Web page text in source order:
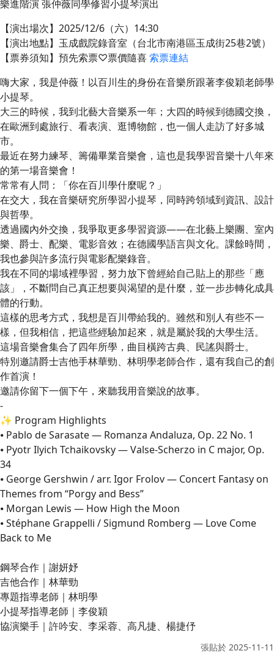
樂進階演 張仲薇同學修習小提琴演出
【演出場次】2025/12/6（六）14:30
【演出地點】玉成戲院錄音室（台北市南港區玉成街25巷2號）
【票券須知】預先索票♡票價隨喜索票連結
嗨大家，我是仲薇！以百川生的身份在音樂所跟著李俊穎老師學
小提琴。
大三的時候，我到北藝大音樂系一年；大四的時候到德國交換，
在歐洲到處旅行、看表演、逛博物館，也一個人走訪了好多城
市。
最近在努力練琴、籌備畢業音樂會，這也是我學習音樂十八年來
的第一場音樂會！
常常有人問：「你在百川學什麼呢？」
在交大，我在音樂研究所學習小提琴，同時跨領域到資訊、設計
與哲學。
透過國內外交換，我爭取更多學習資源——在北藝上樂團、室內
樂、爵士、配樂、電影音效；在德國學語言與文化。課餘時間，
我也參與許多流行與電影配樂錄音。
我在不同的場域裡學習，努力放下曾經給自己貼上的那些「應
該」，不斷問自己真正想要與渴望的是什麼，並一步步轉化成具
體的行動。
這樣的思考方式，我想是百川帶給我的。雖然和別人有些不一
樣，但我相信，把這些經驗加起來，就是屬於我的大學生活。
這場音樂會集合了四年所學，曲目橫跨古典、民謠與爵士。
特別邀請爵士吉他手林華勁、林明學老師合作，還有我自己的創
作首演！
邀請你留下一個下午，來聽我用音樂說的故事。
-
✨ Program Highlights
⦁ Pablo de Sarasate — Romanza Andaluza, Op. 22 No. 1
⦁ Pyotr Ilyich Tchaikovsky — Valse-Scherzo in C major, Op.
34
⦁ George Gershwin / arr. Igor Frolov — Concert Fantasy on
Themes from “Porgy and Bess”
⦁ Morgan Lewis — How High the Moon
⦁ Stéphane Grappelli / Sigmund Romberg — Love Come
Back to Me
鋼琴合作｜謝妍妤
吉他合作｜林華勁
專題指導老師｜林明學
小提琴指導老師｜李俊穎
協演樂手｜許吟安、李采蓉、高凡捷、楊捷伃
張貼於 2025-11-11